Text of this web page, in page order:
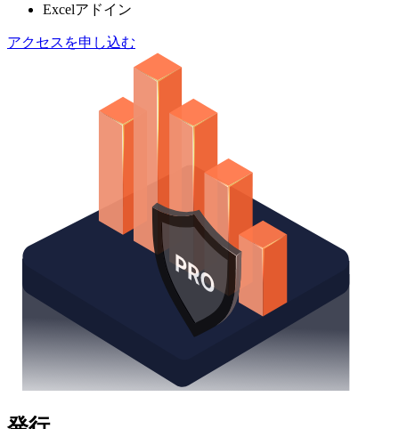
Excelアドイン
アクセスを申し込む